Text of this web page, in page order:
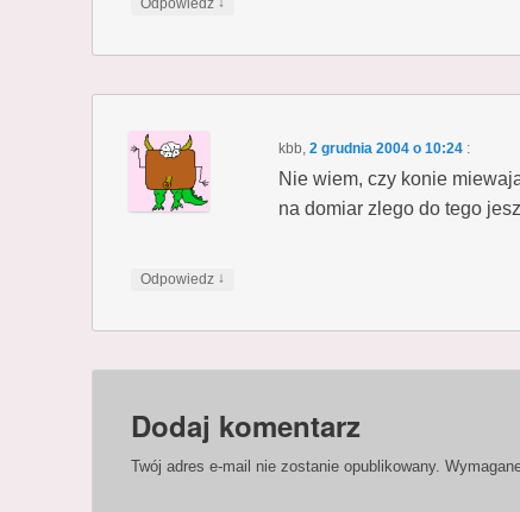
kbb 2 grudnia 2004 o 10:24 :
Nie wiem, czy konie
na domiar zlego do tego
Odpowiedz ↓
Dodaj komentarz
Twój adres e-mail nie zostanie opublikowany.